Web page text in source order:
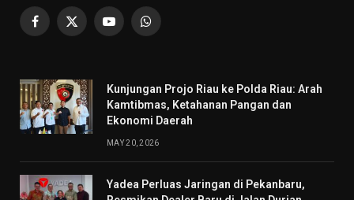
Facebook
X
YouTubeWhatsApp
Kunjungan Projo Riau ke Polda Riau: Arah
Kamtibmas, Ketahanan Pangan dan
Ekonomi Daerah
MAY 20, 2026
Yadea Perluas Jaringan di Pekanbaru,